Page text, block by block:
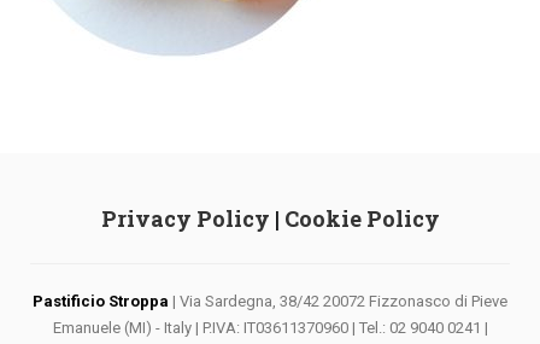
Privacy Policy | Cookie Policy
Pastificio Stroppa | Via Sardegna, 38/42 20072 Fizzonasco di Pieve
Emanuele (MI) - Italy | P.IVA: IT03611370960 | Tel.: 02 9040 0241 |